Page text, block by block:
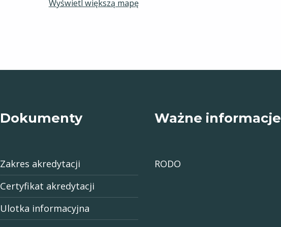
Wyświetl większą mapę
Dokumenty
Zakres akredytacji
Certyfikat akredytacji
Ulotka informacyjna
Ważne informacje
RODO